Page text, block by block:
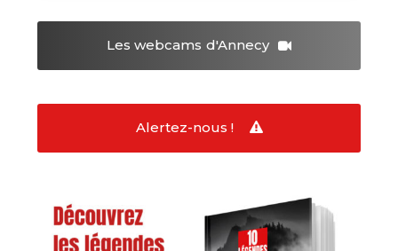
Les webcams d'Annecy
Alertez-nous !